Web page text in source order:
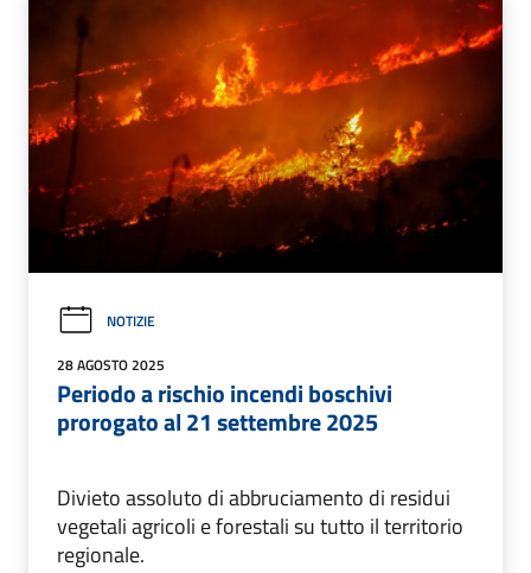
NOTIZIE
28 AGOSTO 2025
Periodo a rischio incendi boschivi
prorogato al 21 settembre 2025
Divieto assoluto di abbruciamento di residui
vegetali agricoli e forestali su tutto il territorio
regionale.